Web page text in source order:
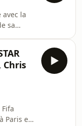
sur
Hip
Dites
en
la
sa
avec
On
en
nouvelle
Chris
Paris en